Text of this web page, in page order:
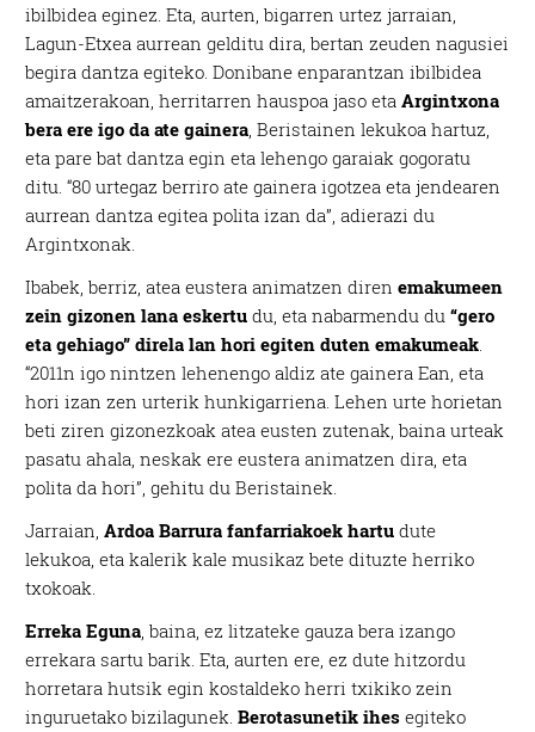
ibilbidea eginez. Eta, aurten, bigarren urtez jarraian,
Lagun-Etxea aurrean gelditu dira, bertan zeuden nagusiei
begira dantza egiteko. Donibane enparantzan ibilbidea
amaitzerakoan, herritarren hauspoa jaso etaArgintxona
bera ere igo da ate gainera, Beristainen lekukoa hartuz,
eta pare bat dantza egin eta lehengo garaiak gogoratu
ditu. “80 urtegaz berriro ate gainera igotzea eta jendearen
aurrean dantza egitea polita izan da”, adierazi du
Argintxonak.
Ibabek, berriz, atea eustera animatzen direnemakumeen
zein gizonen lana eskertu du, eta nabarmendu du“gero
eta gehiago” direla lan hori egiten duten emakumeak.
“2011n igo nintzen lehenengo aldiz ate gainera Ean, eta
hori izan zen urterik hunkigarriena. Lehen urte horietan
beti ziren gizonezkoak atea eusten zutenak, baina urteak
pasatu ahala, neskak ere eustera animatzen dira, eta
polita da hori”, gehitu du Beristainek.
Jarraian, Ardoa Barrura fanfarriakoek hartu dute
lekukoa, eta kalerik kale musikaz bete dituzte herriko
txokoak.
Erreka Eguna, baina, ez litzateke gauza bera izango
errekara sartu barik. Eta, aurten ere, ez dute hitzordu
horretara hutsik egin kostaldeko herri txikiko zein
inguruetako bizilagunek. Berotasunetik ihes egiteko